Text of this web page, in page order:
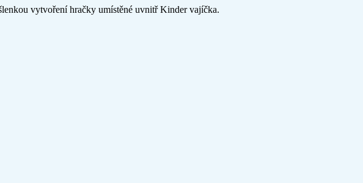
vytvoření hračky umístěné uvnitř Kinder vajíčka.